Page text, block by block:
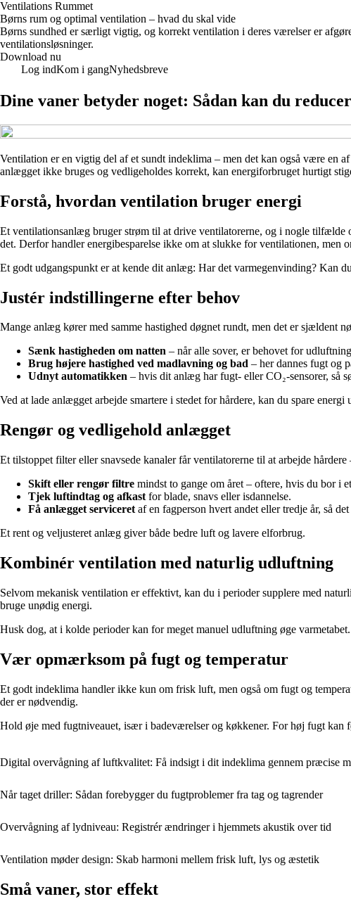
Ventilations Rummet
Børns rum og optimal ventilation – hvad du skal vide
Børns sundhed er særligt vigtig, og korrekt ventilation i deres værelser er
ventilationsløsninger.
Download nu
Log indKom i gangNyhedsbreve
Dine vaner betyder noget: Sådan kan du
Ventilation er en vigtig del af et sundt indeklima – men det kan også være en
anlægget ikke bruges og vedligeholdes korrekt, kan energiforbruget hurtigt
Forstå, hvordan ventilation bruger energi
Et ventilationsanlæg bruger strøm til at drive ventilatorerne, og i nogle tilfælde
det. Derfor handler energibesparelse ikke om at slukke for ventilationen, men
Et godt udgangspunkt er at kende dit anlæg: Har det varmegenvinding? Kan
Justér indstillingerne efter behov
Mange anlæg kører med samme hastighed døgnet rundt, men det er sjældent
Sænk hastigheden om natten – når alle sover, er behovet for
Brug højere hastighed ved madlavning og bad – her dannes fugt og
Udnyt automatikken – hvis dit anlæg har fugt- eller CO₂-sensorer, så
Ved at lade anlægget arbejde smartere i stedet for hårdere, kan du spare
Rengør og vedligehold anlægget
Et tilstoppet filter eller snavsede kanaler får ventilatorerne til at arbejde
Skift eller rengør filtre mindst to gange om året – oftere, hvis du bor i
Tjek luftindtag og afkast for blade, snavs eller isdannelse.
Få anlægget serviceret af en fagperson hvert andet eller tredje år, så
Et rent og veljusteret anlæg giver både bedre luft og lavere elforbrug.
Kombinér ventilation med naturlig udluftning
Selvom mekanisk ventilation er effektivt, kan du i perioder supplere med
bruge unødig energi.
Husk dog, at i kolde perioder kan for meget manuel udluftning øge
Vær opmærksom på fugt og temperatur
Et godt indeklima handler ikke kun om frisk luft, men også om fugt og
der er nødvendig.
Hold øje med fugtniveauet, især i badeværelser og køkkener. For høj fugt
Digital overvågning af luftkvalitet: Få indsigt i dit indeklima gennem præcise
Når taget driller: Sådan forebygger du fugtproblemer fra tag og tagrender
Overvågning af lydniveau: Registrér ændringer i hjemmets akustik over tid
Ventilation møder design: Skab harmoni mellem frisk luft, lys og æstetik
Små vaner, stor effekt